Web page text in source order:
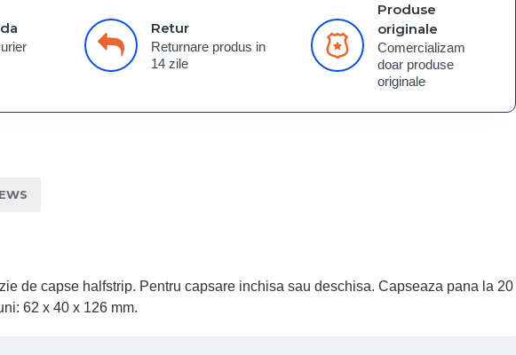
Retur
Returnare produs in
14 zile
Produse
originale
Comercializam
doar produse
originale
de capse halfstrip. Pentru capsare inchisa sau deschisa. Capseaza pana la 20
62 x 40 x 126 mm.